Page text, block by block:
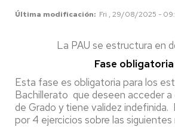
Última modificación Fri , 29/08/2025 -
La PAU se estructura en
Fase obligatoria
Esta fase es obligatoria para los
Bachillerato que deseen acceder
de Grado y tiene validez
por 4 ejercicios sobre las siguientes